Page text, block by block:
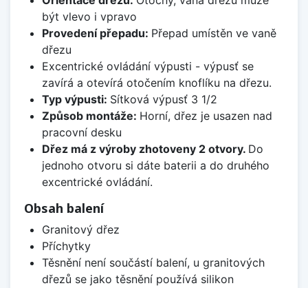
být vlevo i vpravo
Provedení přepadu: Přepad umístěn ve vaně
dřezu
Excentrické ovládání výpusti - výpusť se
zavírá a otevírá otočením knoflíku na dřezu.
Typ výpusti: Sítková výpusť 3 1/2
Způsob montáže: Horní, dřez je usazen nad
pracovní desku
Dřez má z výroby zhotoveny 2 otvory. Do
jednoho otvoru si dáte baterii a do druhého
excentrické ovládání.
Obsah balení
Granitový dřez
Příchytky
Těsnění není součástí balení, u granitových
dřezů se jako těsnění používá silikon